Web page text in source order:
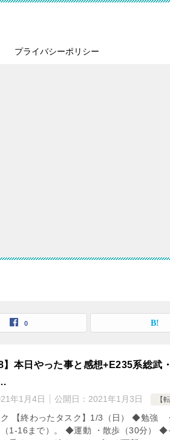
プライバシーポリシー
0
】本日やった事と感想+E235系総武
年1月4日 公開日： 2021年1月3日 【
【終わったタスク】1/3（日） ◆勉強
（1-16まで）。 ◆運動 ・散歩（30分） ◆